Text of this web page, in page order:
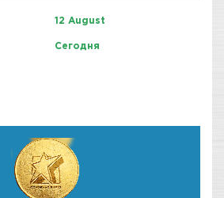
12 August
Сегодня